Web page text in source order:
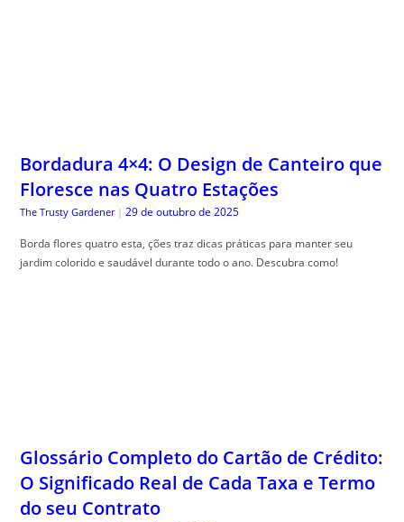
Bordadura 4×4: O Design de Canteiro que
Floresce nas Quatro Estações
The Trusty Gardener | 29 de outubro de 2025
Borda flores quatro esta, ções traz dicas práticas para manter seu
jardim colorido e saudável durante todo o ano. Descubra como!
Glossário Completo do Cartão de Crédito:
O Significado Real de Cada Taxa e Termo
do seu Contrato